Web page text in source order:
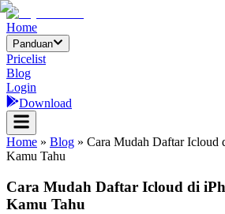
Home
Panduan
Pricelist
Blog
Login
Download
Home » Blog » Cara Mudah Daftar Icloud
Kamu Tahu
Cara Mudah Daftar Icloud di
Kamu Tahu